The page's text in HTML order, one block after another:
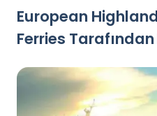
European
Ferries